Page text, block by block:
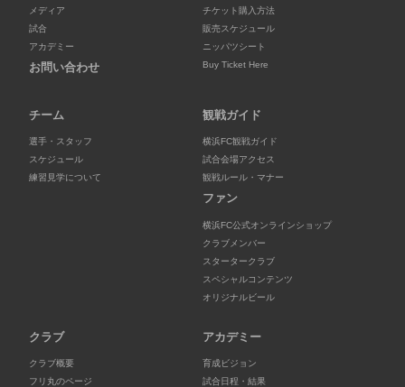
メディア
試合
アカデミー
お問い合わせ
チケット購入方法
販売スケジュール
ニッパツシート
Buy Ticket Here
チーム
選手・スタッフ
スケジュール
練習見学について
観戦ガイド
横浜FC観戦ガイド
試合会場アクセス
観戦ルール・マナー
ファン
横浜FC公式オンラインショップ
クラブメンバー
スタータークラブ
スペシャルコンテンツ
オリジナルビール
クラブ
クラブ概要
フリ丸のページ
アカデミー
育成ビジョン
試合日程・結果